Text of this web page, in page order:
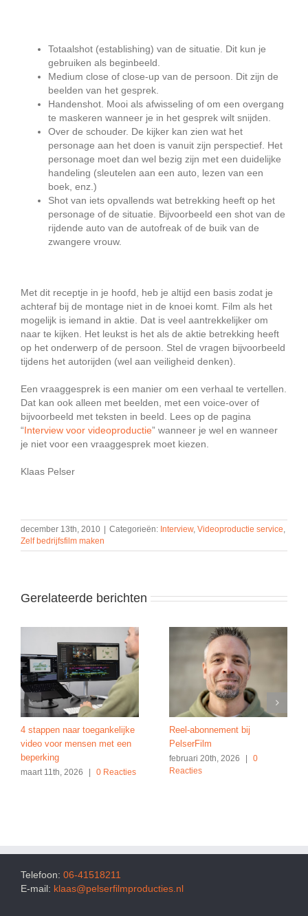
Totaalshot (establishing) van de situatie. Dit kun je
gebruiken als beginbeeld.
Medium close of close-up van de persoon. Dit zijn de
beelden van het gesprek.
Handenshot. Mooi als afwisseling of om een overgang
te maskeren wanneer je in het gesprek wilt snijden.
Over de schouder. De kijker kan zien wat het
personage aan het doen is vanuit zijn perspectief. Het
personage moet dan wel bezig zijn met een duidelijke
handeling (sleutelen aan een auto, lezen van een
boek, enz.)
Shot van iets opvallends wat betrekking heeft op het
personage of de situatie. Bijvoorbeeld een shot van de
rijdende auto van de autofreak of de buik van de
zwangere vrouw.
Met dit receptje in je hoofd, heb je altijd een basis zodat je
achteraf bij de montage niet in de knoei komt. Film als het
mogelijk is iemand in aktie. Dat is veel aantrekkelijker om
naar te kijken. Het leukst is het als de aktie betrekking heeft
op het onderwerp of de persoon. Stel de vragen bijvoorbeeld
tijdens het autorijden (wel aan veiligheid denken).
Een vraaggesprek is een manier om een verhaal te vertellen.
Dat kan ook alleen met beelden, met een voice-over of
bijvoorbeeld met teksten in beeld. Lees op de pagina
“Interview voor videoproductie” wanneer je wel en wanneer
je niet voor een vraaggesprek moet kiezen.
Klaas Pelser
december 13th, 2010 | Categorieën: Interview, Videoproductie service
Zelf bedrijfsfilm maken
Gerelateerde berichten
4 stappen naar toegankelijke
video voor mensen met een
beperking
maart 11th, 2026 0 Reacties
Reel-abonnement bij
PelserFilm
februari 20th, 2026
0
Reacties
Telefoon: 06-41518211
E-mail: klaas@pelserfilmproducties.nl